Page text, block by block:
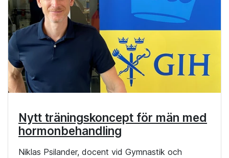
Nytt träningskoncept för män med
hormonbehandling
Niklas Psilander, docent vid Gymnastik och